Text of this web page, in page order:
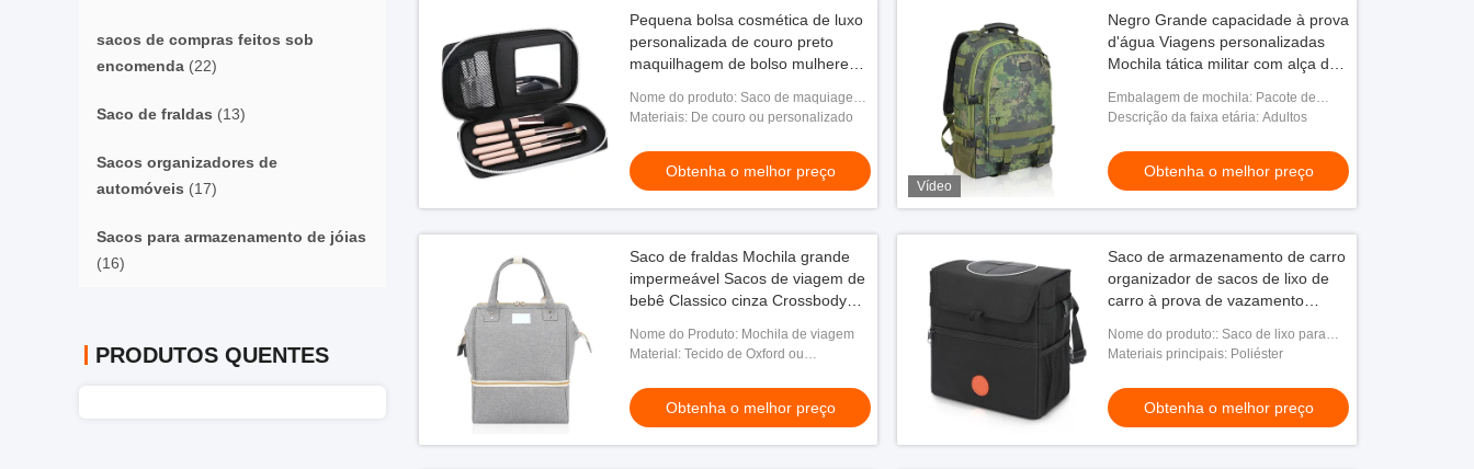
sacos de compras feitos sob
encomenda (22)
Saco de fraldas (13)
Sacos organizadores de
automóveis (17)
Sacos para armazenamento de jóias
(16)
PRODUTOS QUENTES
Pequena bolsa cosmética de luxo
personalizada de couro preto
maquilhagem de bolso mulheres
Nome do produto: Saco de maquiagem
de couro para viagens
Materiais: De couro ou personalizado
Obtenha o melhor preço
Vídeo
Negro Grande capacidade à prova
d'água Viagens personalizadas
Mochila tática militar com alça de
Embalagem de mochila: Pacote de
exportação padrão
Descrição da faixa etária: Adultos
Obtenha o melhor preço
Saco de fraldas Mochila grande
impermeável Sacos de viagem de
bebê Classico cinza Crossbody
Nome do Produto: Mochila de viagem
Material: Tecido de Oxford ou
Obtenha o melhor preço
Saco de armazenamento de carro
organizador de sacos de lixo de
carro à prova de vazamento
Nome do produto:: Saco de lixo para
carros com tampa e bolso de
Materiais principais: Poliéster
Obtenha o melhor preço